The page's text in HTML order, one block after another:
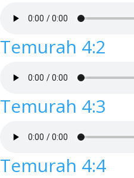
Temurah 4:2
Temurah 4:3
Temurah 4:4